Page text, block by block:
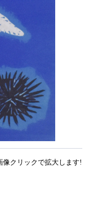
像クリックで拡大します!